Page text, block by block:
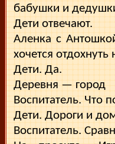
бабушки и
Дети отвечают.
Аленка с
хочется
Дети. Да.
Деревня — город
Воспитатель. Что
Дети. Дороги и
Воспитатель.